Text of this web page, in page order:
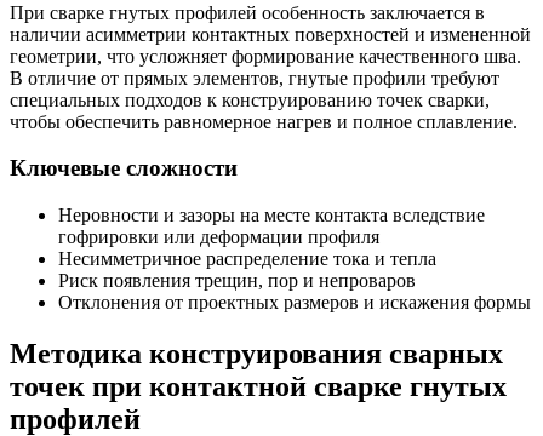
При сварке гнутых профилей особенность заключается в
наличии асимметрии контактных поверхностей и измененной
геометрии, что усложняет формирование качественного шва.
В отличие от прямых элементов, гнутые профили требуют
специальных подходов к конструированию точек сварки,
чтобы обеспечить равномерное нагрев и полное сплавление.
Ключевые сложности
Неровности и зазоры на месте контакта вследствие
гофрировки или деформации профиля
Несимметричное распределение тока и тепла
Риск появления трещин, пор и непроваров
Отклонения от проектных размеров и искажения формы
Методика конструирования сварных
точек при контактной сварке гнутых
профилей